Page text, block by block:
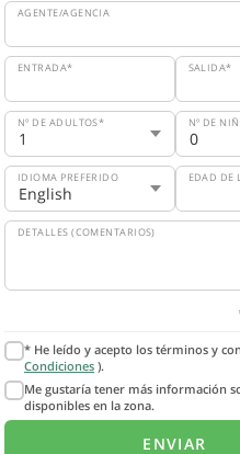
AGENTE/AGENCIA
ENTRADA* SALIDA*
Nº DE ADULTOS* Nº DE
IDIOMA PREFERIDO EDAD DE
DETALLES (COMENTARIOS)
* He leído y acepto los términos y
Condiciones ).
Me gustaría tener más información
disponibles en la zona.